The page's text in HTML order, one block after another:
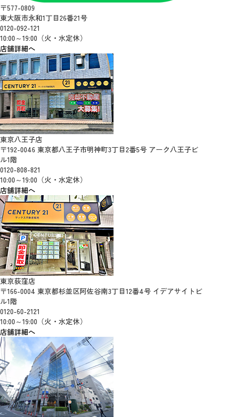
〒577-0809
東大阪市永和1丁目26番21号
0120-092-121
10:00～19:00（火・水定休）
店舗詳細へ
東京八王子店
〒192-0046 東京都八王子市明神町3丁目2番5号 アーク八王子ビ
ル1階
0120-808-821
10:00～19:00（火・水定休）
店舗詳細へ
東京荻窪店
〒166-0004 東京都杉並区阿佐谷南3丁目12番4号 イデアサイトビ
ル1階
0120-60-2121
10:00～19:00（火・水定休）
店舗詳細へ